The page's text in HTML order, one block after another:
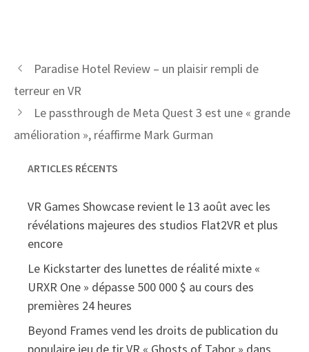
Paradise Hotel Review – un plaisir rempli de
terreur en VR
Le passthrough de Meta Quest 3 est une « grande
amélioration », réaffirme Mark Gurman
ARTICLES RÉCENTS
VR Games Showcase revient le 13 août avec les
révélations majeures des studios Flat2VR et plus
encore
Le Kickstarter des lunettes de réalité mixte «
URXR One » dépasse 500 000 $ au cours des
premières 24 heures
Beyond Frames vend les droits de publication du
populaire jeu de tir VR « Ghosts of Tabor » dans